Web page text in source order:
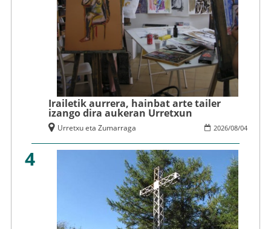
Irailetik aurrera, hainbat arte tailer
izango dira aukeran Urretxun
2026/08/04
Urretxu eta Zumarraga
4